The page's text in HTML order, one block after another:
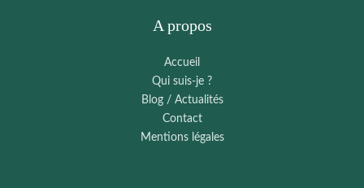
A propos
Accueil
Qui suis-je ?
Blog / Actualités
Contact
Mentions légales